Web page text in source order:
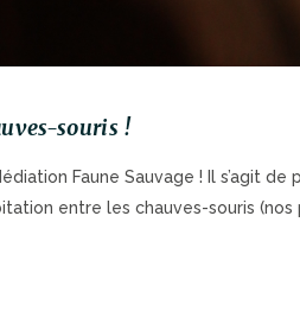
souris !
Faune Sauvage ! Il s’agit
entre les chauves-souris (nos